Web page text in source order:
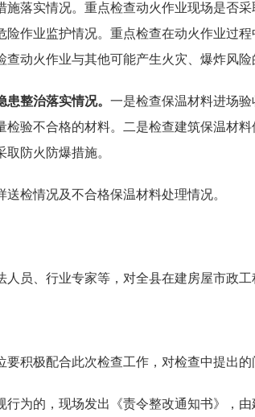
施落实情况。重点检查动火作业现场是否
险作业监护情况。重点检查在动火作业过
动火作业与其他可能产生火灾、爆炸风
患整治落实情况。 一是检查保温材料进场
检验不合格的材料。二是检查建筑保温材
防火防爆措施。
检情况及不合格保温材料处理情况。
、行业专家等，对全县在建房屋市政工
极配合此次检查工作，对检查中提出的
的，现场发出《责令整改通知书》，由